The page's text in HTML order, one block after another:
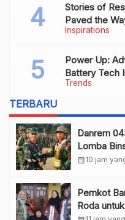
Inspirations
Stories of
Paved the
Trends
Power Up:
Battery Tech
TERBARU
Danrem
Lomba
calendar_month10 jam
Pemkot
Roda